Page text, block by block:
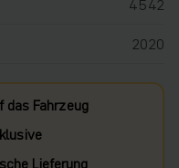
4542
2020
das Fahrzeug
Lieferung